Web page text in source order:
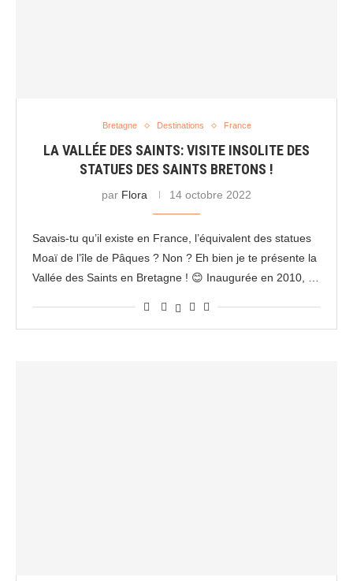
Bretagne Destinations France
LA VALLÉE DES SAINTS: VISITE INSOLITE DES
STATUES DES SAINTS BRETONS !
par Flora 14 octobre 2022
Savais-tu qu’il existe en France, l’équivalent des statues
Moaï de l’île de Pâques ? Non ? Eh bien je te présente la
Vallée des Saints en Bretagne ! 😊 Inaugurée en 2010, …